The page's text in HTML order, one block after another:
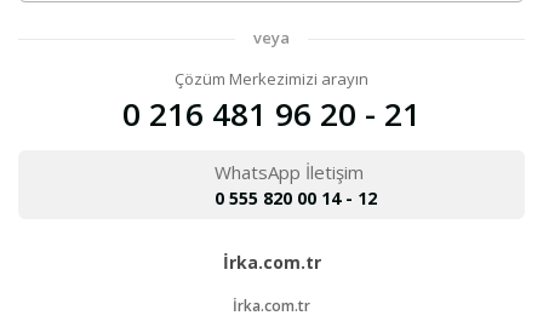
veya
Çözüm Merkezimizi arayın
0 216 481 96 20 - 21
WhatsApp İletişim
0 555 820 00 14 - 12
İrka.com.tr
İrka.com.tr